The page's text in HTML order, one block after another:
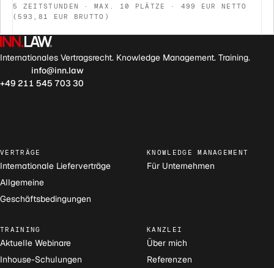
und aktueller Rechtsprechung.
5 ZEITSTUNDEN · MAX. 10 PLÄTZE · 499 EUR NETTO
(593,81 EUR BRUTTO)
Internationales Vertragsrecht. Knowledge Management. Training.
info@inn.law
+49 211 545 703 30
VERTRÄGE
Internationale Lieferverträge
Allgemeine
Geschäftsbedingungen
KNOWLEDGE MANAGEMENT
Für Unternehmen
TRAINING
Aktuelle Webinare
Inhouse-Schulungen
KANZLEI
Über mich
Referenzen